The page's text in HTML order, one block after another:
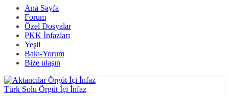
Ana Sayfa
Forum
Özel Dosyalar
PKK İnfazları
Yeşil
Bakı-Yorum
Bize ulaşın
Türk Solu Örgüt İçi İnfaz